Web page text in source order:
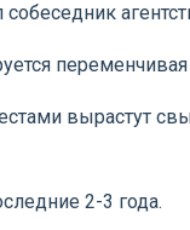
вырастут
2-3 года.